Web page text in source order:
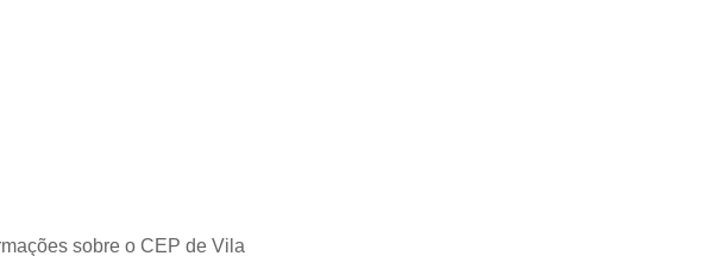
sobre o CEP de Vila